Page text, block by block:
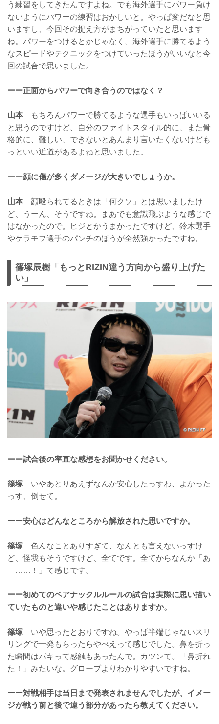
う練習をしてきたんですよね。でも海外選手にパワー負け
ないようにパワーの練習はおかしいと。やっぱ変だなと思
いますし、今回その捉え方がまちがっていたと思います
ね。パワーをつけるとかじゃなく、海外選手に勝てるよう
なスピードやテクニックをつけていったほうがいいなと今
回の試合で思いました。
ーー正面からパワーで向き合うのではなく？
山本もちろんパワーで勝てるような選手もいっぱいいる
と思うのですけど、自分のファイトスタイル的に、また骨
格的に、難しい、できないとあんまり言いたくないけども
っといい近道があるよねと思いました。
ーー顔に傷が多くダメージが大きいでしょうか。
山本顔殴られてるときは「何クソ」とは思いましたけ
ど、うーん、そうですね。まあでも意識飛ぶような感じで
はなかったので。ヒジとかうまかったですけど、鈴木選手
やケラモフ選手のパンチのほうが全然強かったですね。
篠塚辰樹「もっとRIZIN違う方向から盛り上げた
い」
ーー試合後の率直な感想をお聞かせください。
篠塚 いやあとりあえずなんか安心したっすわ、よかった
っす、倒せて。
ーー安心はどんなところから解放された思いですか。
篠塚 色んなことありすぎて、なんとも言えないっすけ
ど、怪我もそうですけど、全てです。全てからなんか「あ
ー……！」て感じです。
ーー初めてのベアナックルルールの試合は実際に思い描い
ていたものと違いや感じたことはありますか。
篠塚 いや思ったとおりですね。やっぱ半端じゃないスリ
リングで一発もらったらやべえって感じでした。鼻を折っ
た瞬間はパキって感触もあったんで。カツンて。「鼻折れ
た！」みたいな。グローブよりわかりやすいですね。
ーー対戦相手は当日まで発表されませんでしたが、イメー
ジが戦う前と後で違う部分があったら教えてください。